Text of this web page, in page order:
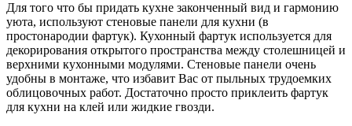
Для того что бы придать кухне законченный вид и гармонию
уюта, используют стеновые панели для кухни (в
простонародии фартук). Кухонный фартук используется для
декорирования открытого пространства между столешницей и
верхними кухонными модулями. Стеновые панели очень
удобны в монтаже, что избавит Вас от пыльных трудоемких
облицовочных работ. Достаточно просто приклеить фартук
для кухни на клей или жидкие гвозди.